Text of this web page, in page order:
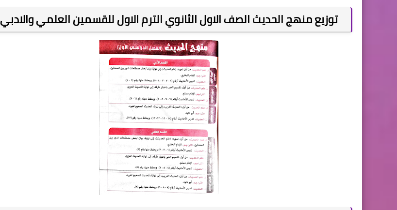
توزيع منهج الحديث الصف الاول الثانوي الترم الاول للقسمين العلمي والادبي 2027